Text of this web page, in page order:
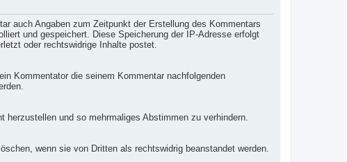
auch Angaben zum Zeitpunkt der Erstellung des Kommentars
und gespeichert. Diese Speicherung der IP-Adresse erfolgt
oder rechtswidrige Inhalte postet.
Kommentator die seinem Kommentar nachfolgenden
und so mehrmaliges Abstimmen zu verhindern.
wenn sie von Dritten als rechtswidrig beanstandet werden.